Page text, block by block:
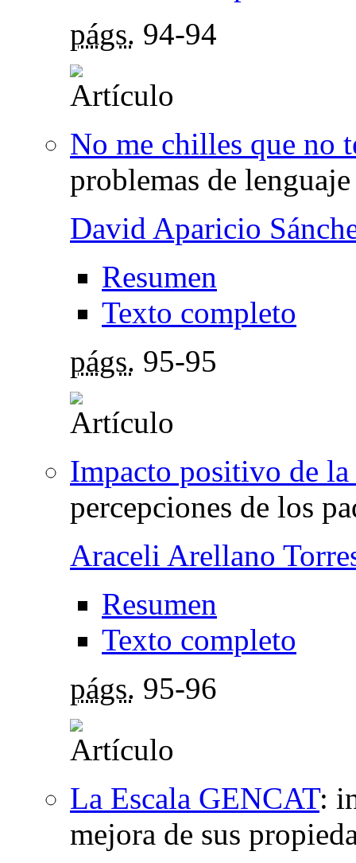
págs. 94-94
No me chilles que no
problemas de
David Aparicio
Resumen
Texto completo
págs. 95-95
Impacto positivo de
percepciones de los
Araceli Arellano
Resumen
Texto completo
págs. 95-96
La Escala GENCAT:
mejora de sus